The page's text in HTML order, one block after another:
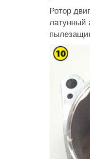
Ротор
латунный